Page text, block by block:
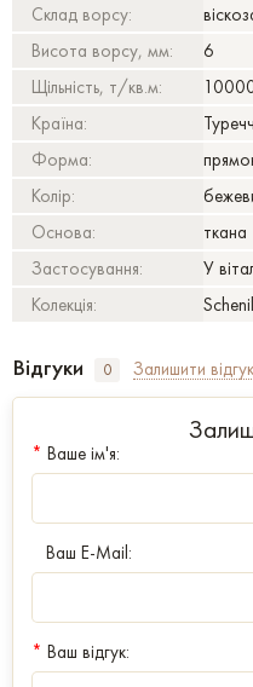
Склад ворсу:
Висота ворсу, мм:
6
Щільність, т/кв.м:
Країна:
Форма:
Колір:
Основа:
ткана
Застосування:
У
Колекція:
Відгуки 0 Залишити відгук
* Ваше ім'я:
Ваш E-Mail:
* Ваш відгук: